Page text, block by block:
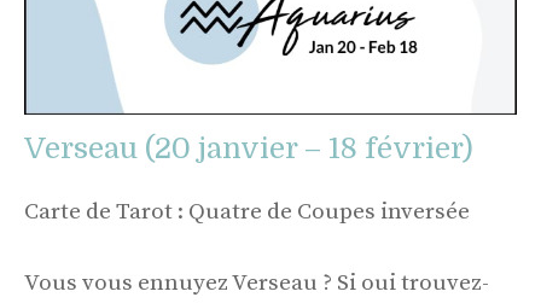
Verseau (20 janvier – 18 février)
Carte de Tarot : Quatre de Coupes inversée
Vous vous ennuyez Verseau ? Si oui trouvez-